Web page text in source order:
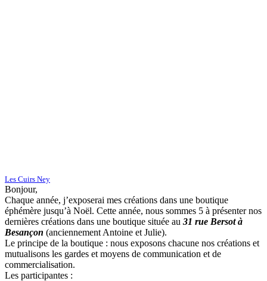
Les Cuirs Ney
Bonjour,
Chaque année, j’exposerai mes créations dans une boutique
éphémère jusqu’à Noël. Cette année, nous sommes 5 à présenter nos
dernières créations dans une boutique située au 31 rue Bersot à
Besançon (anciennement Antoine et Julie).
Le principe de la boutique : nous exposons chacune nos créations et
mutualisons les gardes et moyens de communication et de
commercialisation.
Les participantes :